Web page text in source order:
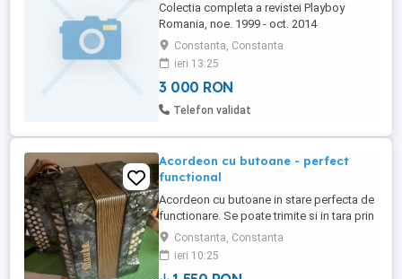
Colectia completa a revistei Playboy
Romania, noe. 1999 - oct. 2014
Constanta, Constanta
ieri 13:25
3 000 RON
Telefon validat
Acordeon cu butoane - perfect
functional
Acordeon cu butoane in stare perfecta de
functionare. Se poate trimite si in tara prin
Fan Curier. Va rog sa ma sunati.
Constanta, Constanta
ieri 10:25